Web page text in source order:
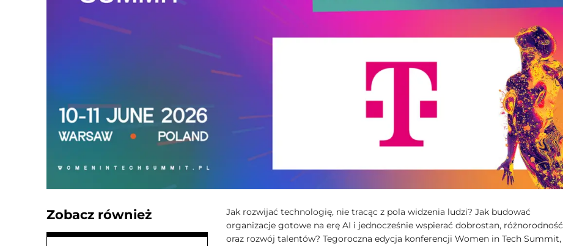
Zobacz również
Jak rozwijać technologię, nie tracąc z pola widzenia ludzi? Jak budować
organizacje gotowe na erę AI i jednocześnie wspierać dobrostan, różnorodność
oraz rozwój talentów? Tegoroczna edycja konferencji Women in Tech Summit,